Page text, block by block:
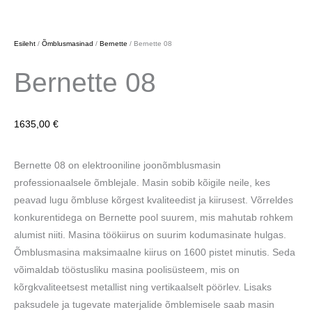
Esileht / Õmblusmasinad / Bernette / Bernette 08
Bernette 08
1635,00 €
Bernette 08 on elektrooniline joonõmblusmasin
professionaalsele õmblejale. Masin sobib kõigile neile, kes
peavad lugu õmbluse kõrgest kvaliteedist ja kiirusest. Võrreldes
konkurentidega on Bernette pool suurem, mis mahutab rohkem
alumist niiti. Masina töökiirus on suurim kodumasinate hulgas.
Õmblusmasina maksimaalne kiirus on 1600 pistet minutis. Seda
võimaldab tööstusliku masina poolisüsteem, mis on
kõrgkvaliteetsest metallist ning vertikaalselt pöörlev. Lisaks
paksudele ja tugevate materjalide õmblemisele saab masin